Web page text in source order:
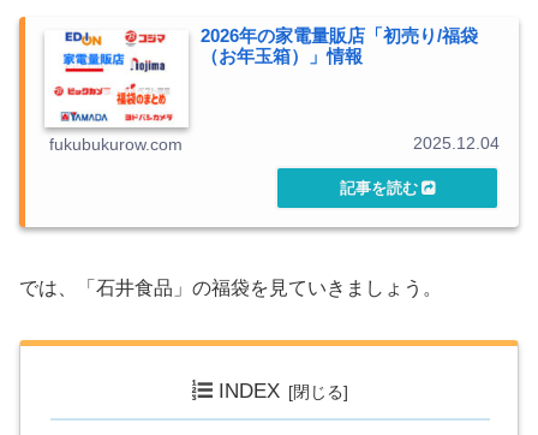
2026年の家電量販店「初売り/福袋
（お年玉箱）」情報
fukubukurow.com 2025.12.04
では、「石井食品」の福袋を見ていきましょう。
INDEX